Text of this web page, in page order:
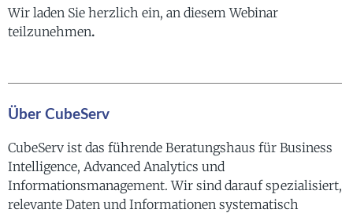
Wir laden Sie herzlich ein, an diesem Webinar
teilzunehmen.
Über CubeServ
CubeServ ist das führende Beratungshaus für Business
Intelligence, Advanced Analytics und
Informationsmanagement. Wir sind darauf spezialisiert,
relevante Daten und Informationen systematisch